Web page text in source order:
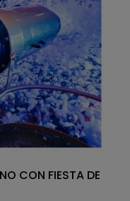
CON FIESTA DE